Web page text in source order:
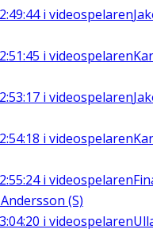
i videospelaren
i videospelaren
i videospelaren
i videospelaren
i videospelaren
(S)
i videospelaren